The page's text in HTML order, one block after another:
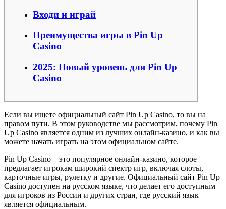
Входи и играй
Преимущества игры в Pin Up
Casino
2025: Новый уровень для Pin Up
Casino
Если вы ищете официальный сайт Pin Up Casino, то вы на
правом пути. В этом руководстве мы рассмотрим, почему Pin
Up Casino является одним из лучших онлайн-казино, и как вы
можете начать играть на этом официальном сайте.
Pin Up Casino – это популярное онлайн-казино, которое
предлагает игрокам широкий спектр игр, включая слоты,
карточные игры, рулетку и другие. Официальный сайт Pin Up
Casino доступен на русском языке, что делает его доступным
для игроков из России и других стран, где русский язык
является официальным.